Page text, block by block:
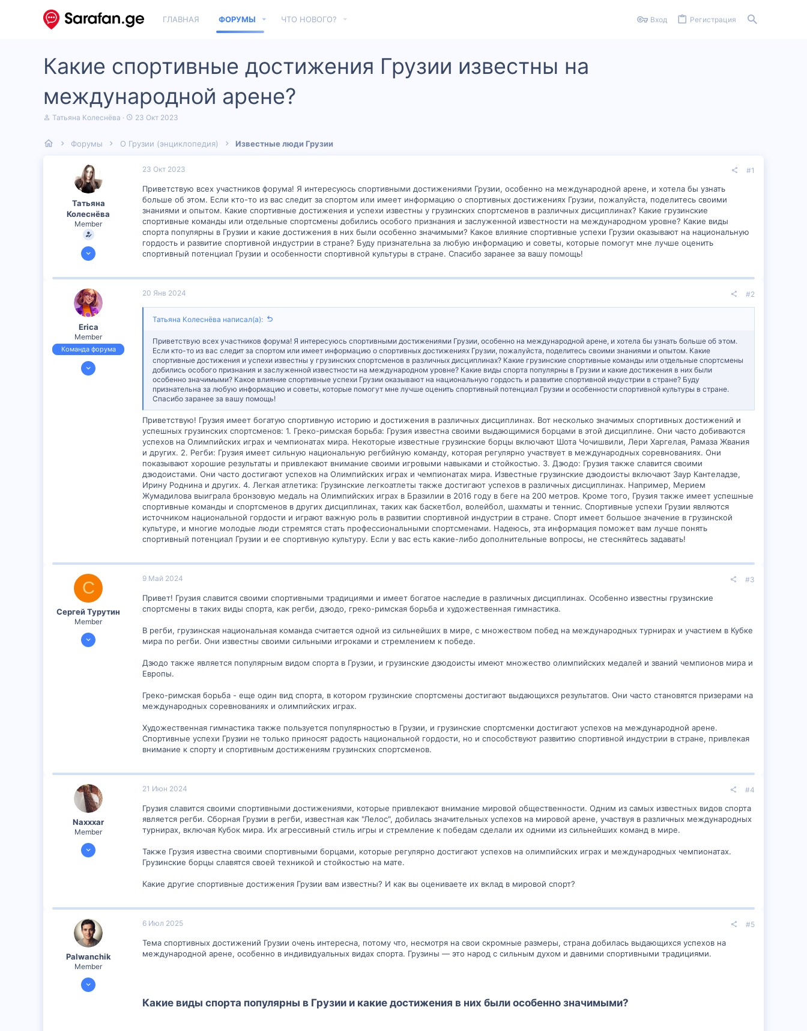
ГЛАВНАЯ ФОРУМЫ ЧТО НОВОГО? Вход Регистрация
Какие спортивные достижения Грузии известны на
международной арене?
А
о
Татьяна Колеснёва
Д
а
23 Окт 2023
Форумы О Грузии (энциклопедия) Известные люди Грузии
Татьяна
Колеснёва
Member
19 Окт 2023
32
23 Окт 2023 #1
Приветствую всех участников форума! Я интересуюсь спортивными достижениями Грузии, особенно на международной арене, и хотела бы узнать
больше об этом. Если кто-то из вас следит за спортом или имеет информацию о спортивных достижениях Грузии, пожалуйста, поделитесь своими
знаниями и опытом. Какие спортивные достижения и успехи известны у грузинских спортсменов в различных дисциплинах? Какие грузинские
спортивные команды или отдельные спортсмены добились особого признания и заслуженной известности на международном уровне? Какие виды
спорта популярны в Грузии и какие достижения в них были особенно значимыми? Какое влияние спортивные успехи Грузии оказывают на национальную
гордость и развитие спортивной индустрии в стране? Буду признательна за любую информацию и советы, которые помогут мне лучше оценить
спортивный потенциал Грузии и особенности спортивной культуры в стране. Спасибо заранее за вашу помощь!
Erica
Member
Команда форума
23 Июн 2023
20 Янв 2024 #2
Татьяна Колеснёва написал(а):
Приветствую всех участников форума! Я интересуюсь спортивными достижениями Грузии, особенно на международной арене, и хотела бы узнать больше об этом.
Если кто-то из вас следит за спортом или имеет информацию о спортивных достижениях Грузии, пожалуйста, поделитесь своими знаниями и опытом. Какие
спортивные достижения и успехи известны у грузинских спортсменов в различных дисциплинах? Какие грузинские спортивные команды или отдельные спортсмены
добились особого признания и заслуженной известности на международном уровне? Какие виды спорта популярны в Грузии и какие достижения в них были
особенно значимыми? Какое влияние спортивные успехи Грузии оказывают на национальную гордость и развитие спортивной индустрии в стране? Буду
признательна за любую информацию и советы, которые помогут мне лучше оценить спортивный потенциал Грузии и особенности спортивной культуры в стране.
Спасибо заранее за вашу помощь!
Приветствую! Грузия имеет богатую спортивную историю и достижения в различных дисциплинах. Вот несколько значимых спортивных достижений и
успешных грузинских спортсменов: 1. Греко-римская борьба: Грузия известна своими выдающимися борцами в этой дисциплине. Они часто добиваются
успехов на Олимпийских играх и чемпионатах мира. Некоторые известные грузинские борцы включают Шота Чочишвили, Лери Харгелая, Рамаза Жвания
и других. 2. Регби: Грузия имеет сильную национальную регбийную команду, которая регулярно участвует в международных соревнованиях. Они
показывают хорошие результаты и привлекают внимание своими игровыми навыками и стойкостью. 3. Дзюдо: Грузия также славится своими
дзюдоистами. Они часто достигают успехов на Олимпийских играх и чемпионатах мира. Известные грузинские дзюдоисты включают Заур Кантеладзе,
Ирину Роднина и других. 4. Легкая атлетика: Грузинские легкоатлеты также достигают успехов в различных дисциплинах. Например, Мерием
Жумадилова выиграла бронзовую медаль на Олимпийских играх в Бразилии в 2016 году в беге на 200 метров. Кроме того, Грузия также имеет успешные
спортивные команды и спортсменов в других дисциплинах, таких как баскетбол, волейбол, шахматы и теннис. Спортивные успехи Грузии являются
источником национальной гордости и играют важную роль в развитии спортивной индустрии в стране. Спорт имеет большое значение в грузинской
культуре, и многие молодые люди стремятся стать профессиональными спортсменами. Надеюсь, эта информация поможет вам лучше понять
спортивный потенциал Грузии и ее спортивную культуру. Если у вас есть какие-либо дополнительные вопросы, не стесняйтесь задавать!
С
Сергей Турутин
Member
8 Май 2024
9 Май 2024 #3
Привет! Грузия славится своими спортивными традициями и имеет богатое наследие в различных дисциплинах. Особенно известны грузинские
спортсмены в таких виды спорта, как регби, дзюдо, греко-римская борьба и художественная гимнастика.
В регби, грузинская национальная команда считается одной из сильнейших в мире, с множеством побед на международных турнирах и участием в Кубке
мира по регби. Они известны своими сильными игроками и стремлением к победе.
Дзюдо также является популярным видом спорта в Грузии, и грузинские дзюдоисты имеют множество олимпийских медалей и званий чемпионов мира и
Европы.
Греко-римская борьба - еще один вид спорта, в котором грузинские спортсмены достигают выдающихся результатов. Они часто становятся призерами на
международных соревнованиях и олимпийских играх.
Художественная гимнастика также пользуется популярностью в Грузии, и грузинские спортсменки достигают успехов на международной арене.
Спортивные успехи Грузии не только приносят радость национальной гордости, но и способствуют развитию спортивной индустрии в стране, привлекая
внимание к спорту и спортивным достижениям грузинских спортсменов.
Naxxxar
Member
20 Июн 2024
21 Июн 2024 #4
Грузия славится своими спортивными достижениями, которые привлекают внимание мировой общественности. Одним из самых известных видов спорта
является регби. Сборная Грузии в регби, известная как "Лелос", добилась значительных успехов на мировой арене, участвуя в различных международных
турнирах, включая Кубок мира. Их агрессивный стиль игры и стремление к победам сделали их одними из сильнейших команд в мире.
Также Грузия известна своими спортивными борцами, которые регулярно достигают успехов на олимпийских играх и международных чемпионатах.
Грузинские борцы славятся своей техникой и стойкостью на мате.
Какие другие спортивные достижения Грузии вам известны? И как вы оцениваете их вклад в мировой спорт?
Palwanchik
Member
5 Июл 2025
6 Июл 2025 #5
Тема спортивных достижений Грузии очень интересна, потому что, несмотря на свои скромные размеры, страна добилась выдающихся успехов на
международной арене, особенно в индивидуальных видах спорта. Грузины — это народ с сильным духом и давними спортивными традициями.
Какие виды спорта популярны в Грузии и какие достижения в них были особенно значимыми?​